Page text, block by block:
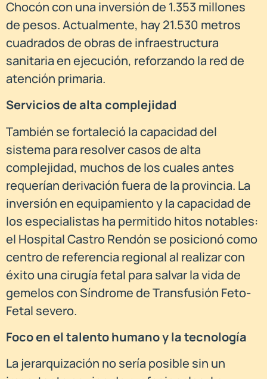
Chocón con una inversión de 1.353 millones
de pesos. Actualmente, hay 21.530 metros
cuadrados de obras de infraestructura
sanitaria en ejecución, reforzando la red de
atención primaria.
Servicios de alta complejidad
También se fortaleció la capacidad del
sistema para resolver casos de alta
complejidad, muchos de los cuales antes
requerían derivación fuera de la provincia. La
inversión en equipamiento y la capacidad de
los especialistas ha permitido hitos notables:
el Hospital Castro Rendón se posicionó como
centro de referencia regional al realizar con
éxito una cirugía fetal para salvar la vida de
gemelos con Síndrome de Transfusión Feto-
Fetal severo.
Foco en el talento humano y la tecnología
La jerarquización no sería posible sin un